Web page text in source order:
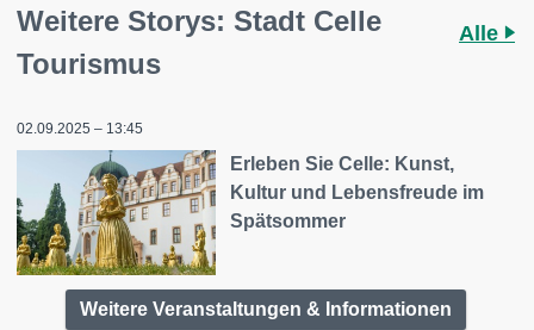
Weitere Storys: Stadt Celle
Tourismus
Alle
02.09.2025 – 13:45
Erleben Sie Celle: Kunst,
Kultur und Lebensfreude im
Spätsommer
Weitere Veranstaltungen & Informationen